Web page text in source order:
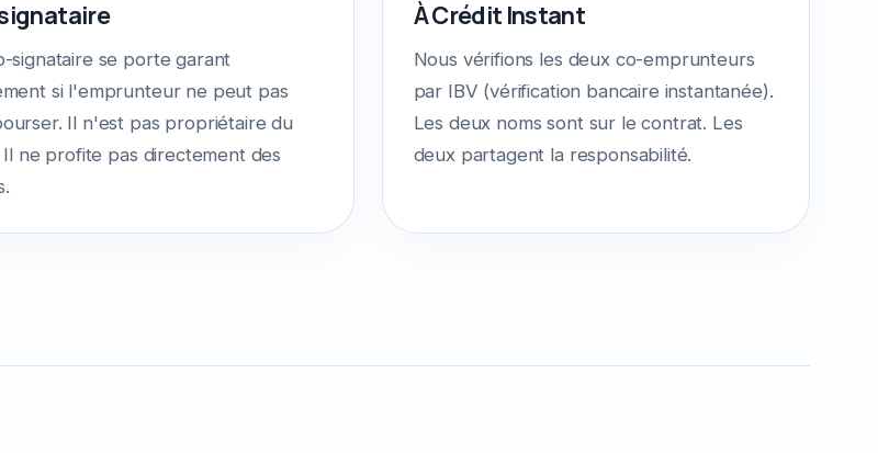
signataire se porte garant
si l'emprunteur ne peut pas
Il n'est pas propriétaire du
ne profite pas directement des
À Crédit Instant
Nous vérifions les deux co-emprunteurs
par IBV (vérification bancaire instantanée).
Les deux noms sont sur le contrat. Les
deux partagent la responsabilité.